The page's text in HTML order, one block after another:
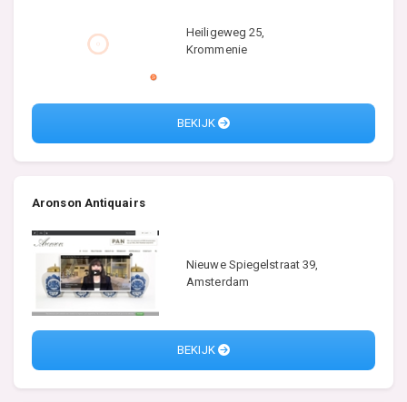
Heiligeweg 25,
Krommenie
BEKIJK
Aronson Antiquairs
Nieuwe Spiegelstraat 39,
Amsterdam
BEKIJK